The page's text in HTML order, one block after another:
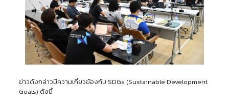
ข่าวดังกล่าวมีความเกี่ยวข้องกับ SDGs (Sustainable Development
Goals) ดังนี้